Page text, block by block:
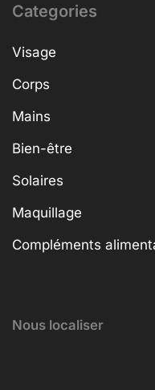
Categories
Visage
Corps
Mains
Bien-être
Solaires
Maquillage
Compléments
Nous localiser